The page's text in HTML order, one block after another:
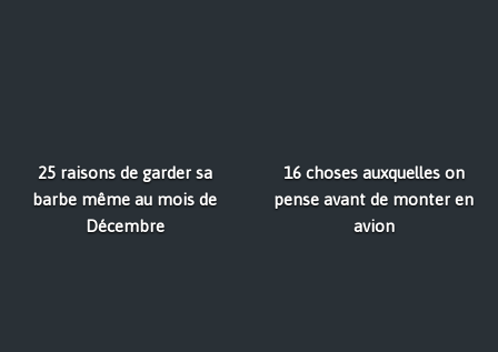
25 raisons de garder sa
barbe même au mois de
Décembre
16 choses auxquelles on
pense avant de monter en
avion